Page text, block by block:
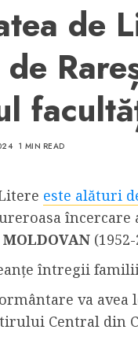
de
1 MIN READ
este alături
întregii
va avea
Central din
Cluj
vizita in
cand te afli
prelungit in
Comoara”?
S. MAY 31, 2023